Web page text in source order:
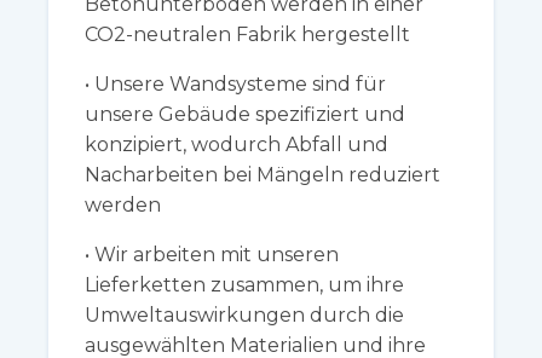
CO2-neutralen Fabrik hergestellt
• Unsere Wandsysteme sind für
unsere Gebäude spezifiziert und
konzipiert, wodurch Abfall und
Nacharbeiten bei Mängeln reduziert
werden
• Wir arbeiten mit unseren
Lieferketten zusammen, um ihre
Umweltauswirkungen durch die
ausgewählten Materialien und ihre